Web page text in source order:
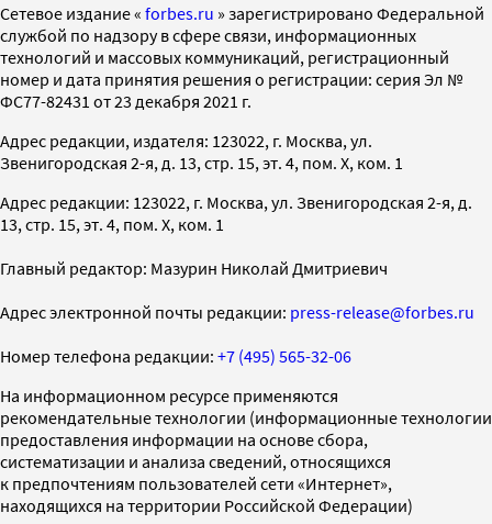
Cетевое издание « forbes.ru » зарегистрировано Федеральной
службой по надзору в сфере связи, информационных
технологий и массовых коммуникаций, регистрационный
номер и дата принятия решения о регистрации: серия Эл №
ФС77-82431 от 23 декабря 2021 г.
Адрес редакции, издателя: 123022, г. Москва, ул.
Звенигородская 2-я, д. 13, стр. 15, эт. 4, пом. X, ком. 1
Адрес редакции: 123022, г. Москва, ул. Звенигородская 2-я, д.
13, стр. 15, эт. 4, пом. X, ком. 1
Главный редактор: Мазурин Николай Дмитриевич
Адрес электронной почты редакции: press-release@forbes.ru
Номер телефона редакции: +7 (495) 565-32-06
На информационном ресурсе применяются
рекомендательные технологии (информационные технологии
предоставления информации на основе сбора,
систематизации и анализа сведений, относящихся
к предпочтениям пользователей сети «Интернет»,
находящихся на территории Российской Федерации)